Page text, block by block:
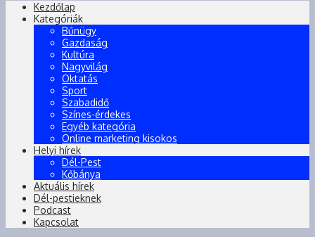
Kezdőlap
Kategóriák
Bűnügy
Gazdaság
Kultúra
Nagyvilág
Oktatás
Sport
Szabadidő
Színes-érdekes
Egyéb kategória
Online marketing kisokos
Helyi hírek
Dél-Pest
Kőbánya
Aktuális hírek
Dél-pestieknek
Podcast
Kapcsolat